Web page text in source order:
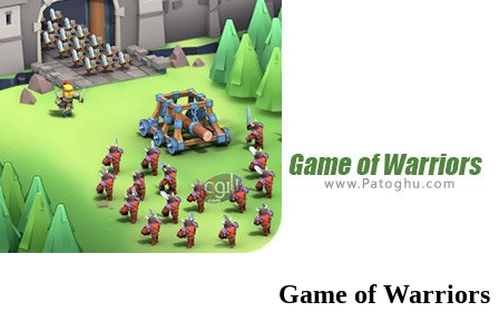
Game of